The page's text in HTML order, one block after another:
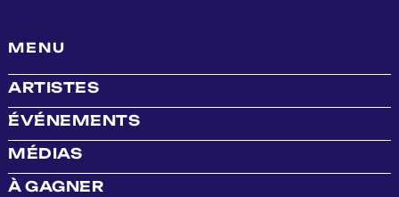
MENU
ARTISTES
ÉVÉNEMENTS
MÉDIAS
À GAGNER